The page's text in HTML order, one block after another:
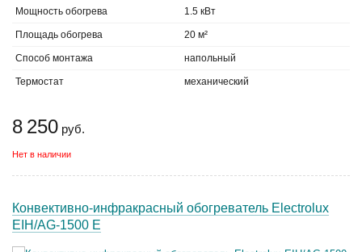
Мощность обогрева 1.5 кВт
Площадь обогрева 20 м²
Способ монтажа напольный
Термостат механический
8 250 руб.
Нет в наличии
Конвективно-инфракрасный обогреватель Electrolux
EIH/AG-1500 E